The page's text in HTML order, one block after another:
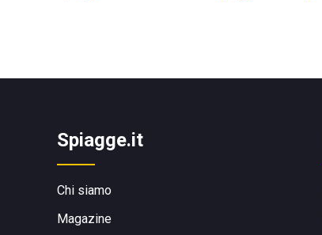
Spiagge.it
Chi siamo
Magazine